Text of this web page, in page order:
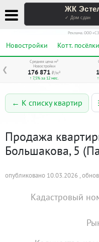
ЖК
✓ Дом сдан
Реклама. ООО
Новостройки Котт. посёлки
❮
Средняя цена м²
Новостройки
176 871 ₽/м²
↑ 7,5% за 12 мес.
← К списку квартир
Продажа
Большакова, 5
опубликовано 10.03.2026 ,
Кадастровый